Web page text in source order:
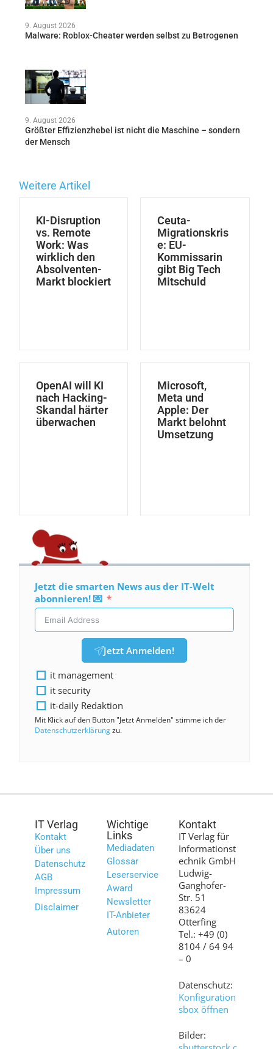
9. August 2026
Malware: Roblox-Cheater werden selbst zu Betrogenen
9. August 2026
Größter Effizienzhebel ist nicht die Maschine – sondern
der Mensch
Weitere Artikel
KI-Disruption
vs. Remote
Work: Was
wirklich den
Absolventen-
Markt blockiert
Ceuta-
Migrationskris
e: EU-
Kommissarin
gibt Big Tech
Mitschuld
OpenAI will KI
nach Hacking-
Skandal härter
überwachen
Microsoft,
Meta und
Apple: Der
Markt belohnt
Umsetzung
Jetzt die smarten News aus der IT-Welt
abonnieren! 💌
Jetzt Anmelden!
it management
it security
it-daily Redaktion
Mit Klick auf den Button "Jetzt Anmelden" stimme ich der
Datenschutzerklärungzu.
IT Verlag
Kontakt
Über uns
Datenschutz
AGB
Impressum
Disclaimer
Wichtige
Links
Mediadaten
Glossar
Leserservice
Award
Newsletter
IT-Anbieter
Autoren
Kontakt
IT Verlag für
Informationst
echnik GmbH
Ludwig-
Ganghofer-
Str. 51
83624
Otterfing
Tel.: +49 (0)
8104 / 64 94
– 0
Datenschutz:
Konfiguration
sbox öffnen
Bilder: